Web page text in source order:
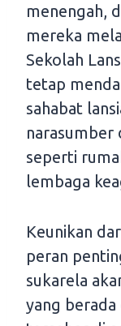
menengah,
mereka
Sekolah
tetap
sahabat
narasumber
seperti
lembaga
Keunikan
peran
sukarela
yang berada